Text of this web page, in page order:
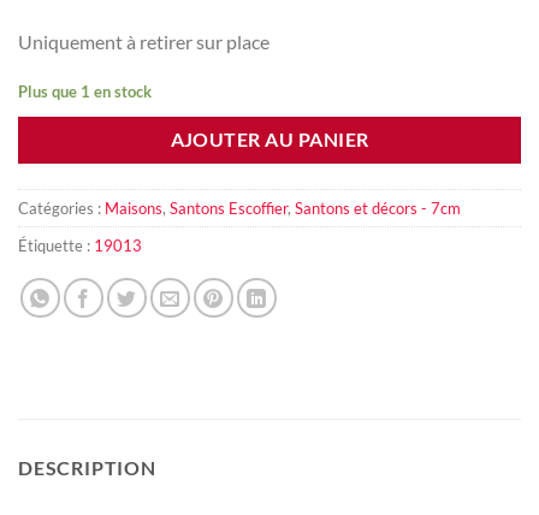
Uniquement à retirer sur place
Plus que 1 en stock
AJOUTER AU PANIER
Catégories : Maisons, Santons Escoffier, Santons et décors - 7cm
Étiquette : 19013
DESCRIPTION